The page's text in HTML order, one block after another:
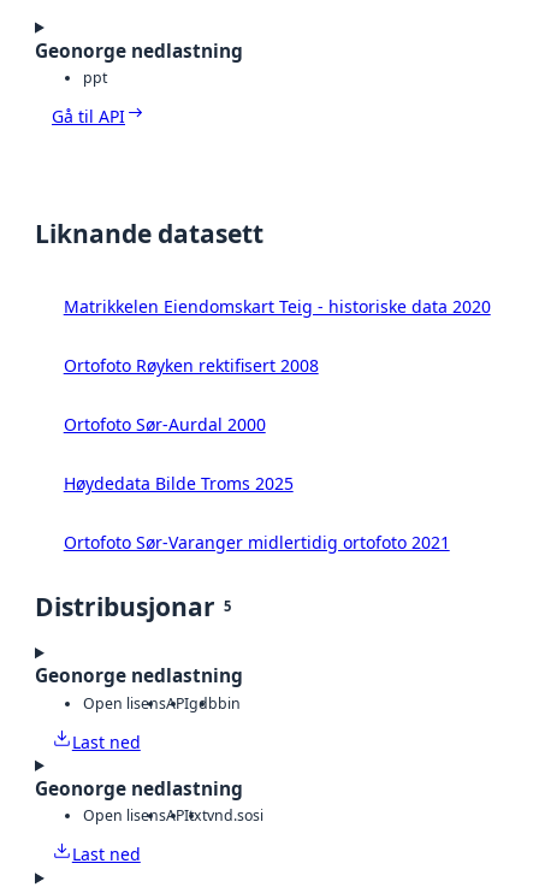
Geonorge nedlastning
ppt
Gå til API
Liknande datasett
Matrikkelen Eiendomskart Teig - historiske data 2020
Ortofoto Røyken rektifisert 2008
Ortofoto Sør-Aurdal 2000
Høydedata Bilde Troms 2025
Ortofoto Sør-Varanger midlertidig ortofoto 2021
Distribusjonar 5
Geonorge nedlastning
Open lisensAPIgdbbin
Last ned
Geonorge nedlastning
Open lisensAPItxtvnd.sosi
Last ned